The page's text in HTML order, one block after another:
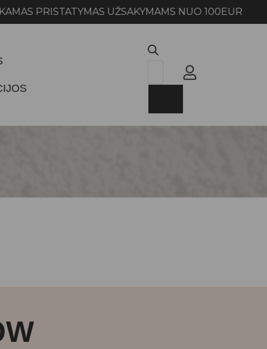
UŽSAKYMAMS NUO 100EUR